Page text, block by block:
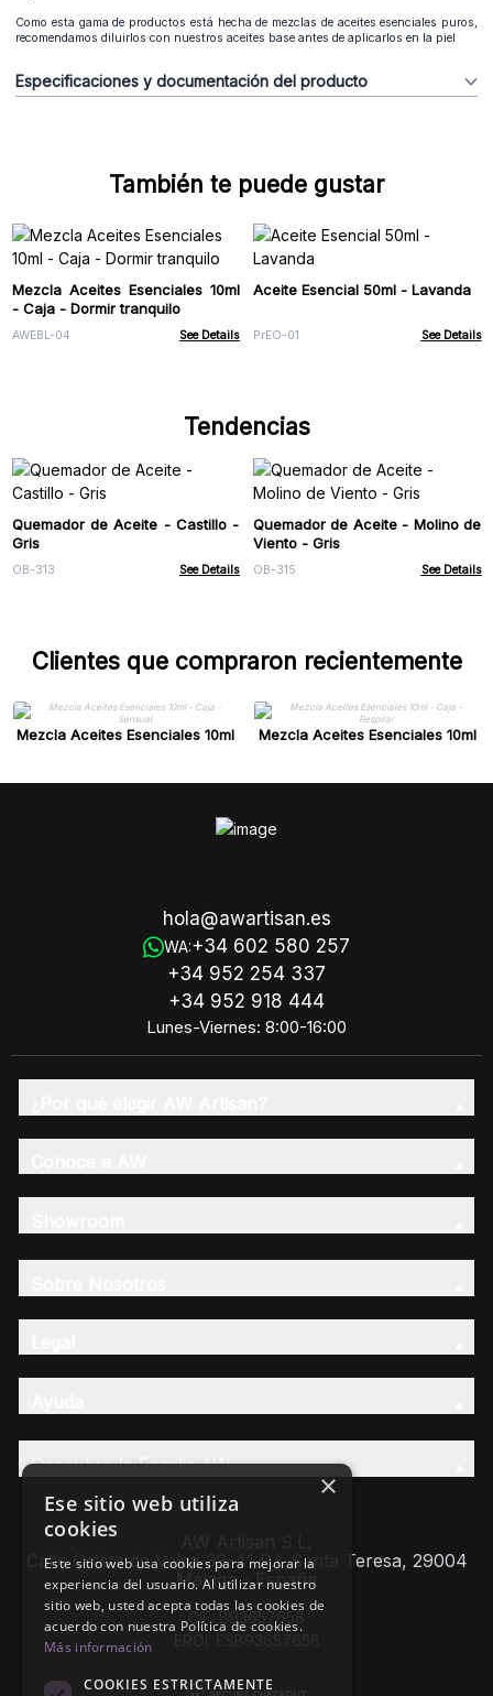
Como esta gama de productos está hecha de mezclas de aceites esenciales puros,
recomendamos diluirlos con nuestros aceites base antes de aplicarlos en la piel
Especificaciones y documentación del producto
También te puede gustar
Mezcla Aceites Esenciales 10ml
- Caja - Dormir tranquilo
AWEBL-04 See Details
Aceite Esencial 50ml - Lavanda
PrEO-01 See Details
Tendencias
Quemador de Aceite - Castillo -
Gris
OB-313 See Details
Quemador de Aceite - Molino de
Viento - Gris
OB-315 See Details
Clientes que compraron recientemente
Mezcla Aceites Esenciales 10ml
Mezcla Aceites Esenciales 10ml
hola@awartisan.es
WA:+34 602 580 257
+34 952 254 337
+34 952 918 444
Lunes-Viernes: 8:00-16:00
Descubre la Familia AW
Calle Caleta de Velez 39-41 P.I. Santa Teresa, 29004
Málaga - España
CIF: B93657658
×
Ese sitio web utiliza
cookies
Este sitio web usa cookies para mejorar la
experiencia del usuario. Al utilizar nuestro
sitio web, usted acepta todas las cookies de
acuerdo con nuestra Política de cookies.
Más información
COOKIES ESTRICTAMENTE